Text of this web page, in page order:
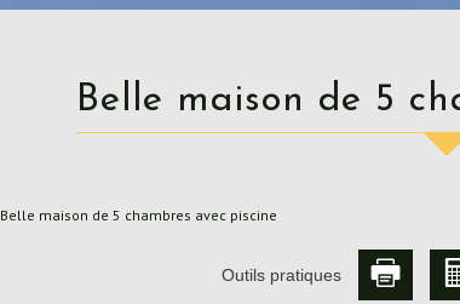
Belle maison de 5
Belle maison de 5 chambres avec piscine
Outils pratiques